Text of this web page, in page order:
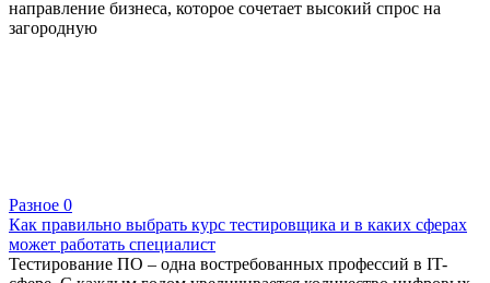
направление бизнеса, которое сочетает высокий спрос на
загородную
Разное 0
Как правильно выбрать курс тестировщика и в каких сферах
может работать специалист
Тестирование ПО – одна востребованных профессий в IT-